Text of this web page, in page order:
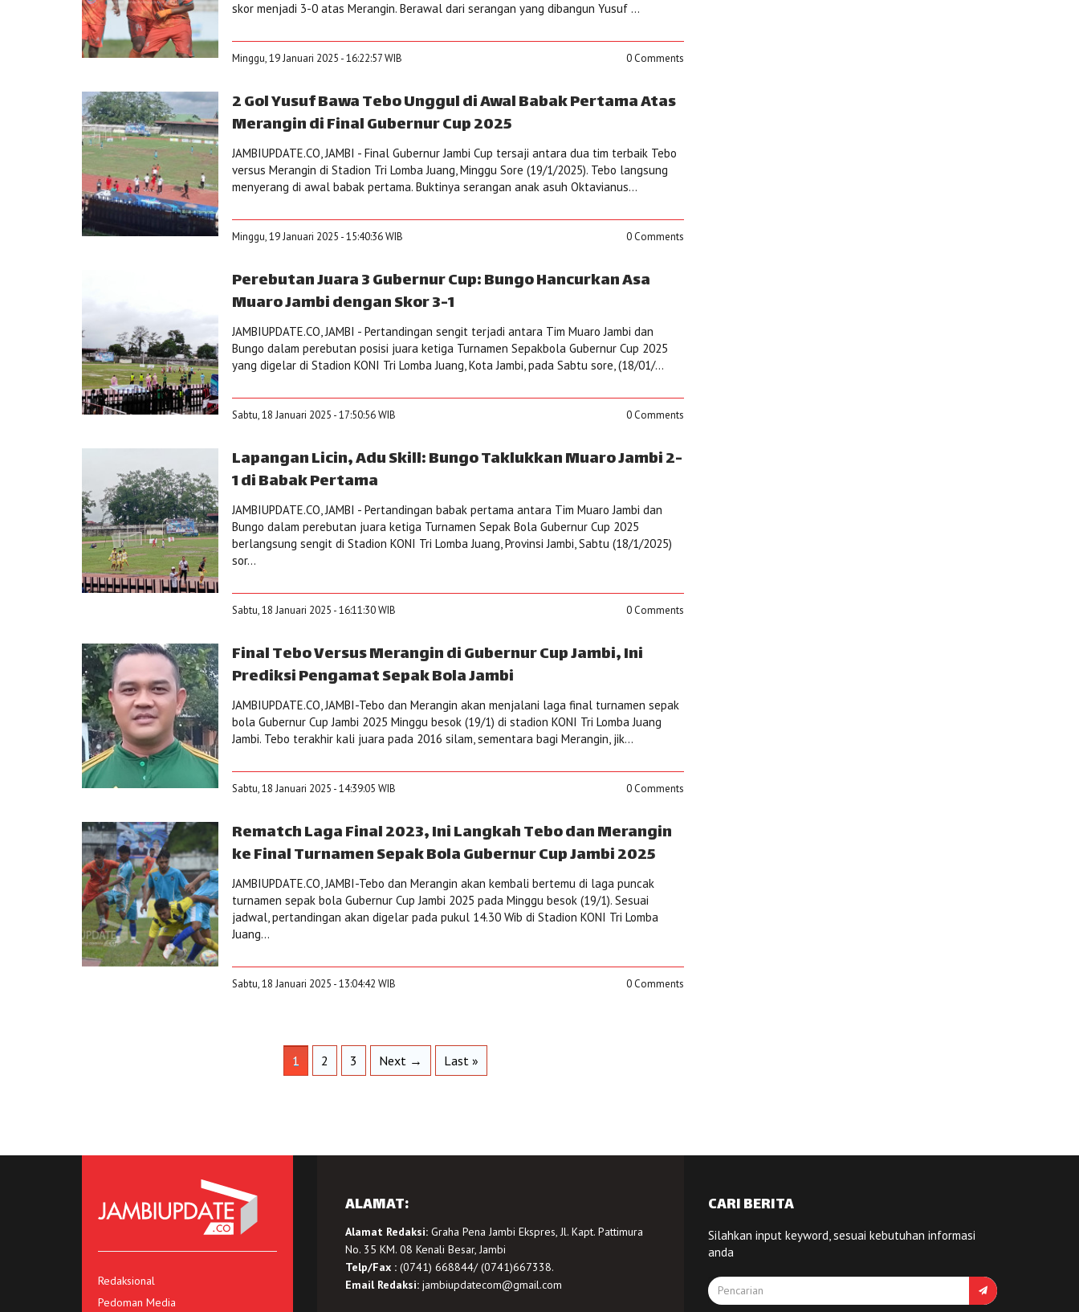
skor menjadi 3-0 atas Merangin. Berawal dari serangan yang dibangun Yusuf ...
Minggu, 19 Januari 2025 - 16:22:57 WIB 0 Comments
2 Gol Yusuf Bawa Tebo Unggul di Awal Babak Pertama Atas
Merangin di Final Gubernur Cup 2025
JAMBIUPDATE.CO, JAMBI - Final Gubernur Jambi Cup tersaji antara dua tim terbaik Tebo
versus Merangin di Stadion Tri Lomba Juang, Minggu Sore (19/1/2025). Tebo langsung
menyerang di awal babak pertama. Buktinya serangan anak asuh Oktavianus...
Minggu, 19 Januari 2025 - 15:40:36 WIB 0 Comments
Perebutan Juara 3 Gubernur Cup: Bungo Hancurkan Asa
Muaro Jambi dengan Skor 3-1
JAMBIUPDATE.CO, JAMBI - Pertandingan sengit terjadi antara Tim Muaro Jambi dan
Bungo dalam perebutan posisi juara ketiga Turnamen Sepakbola Gubernur Cup 2025
yang digelar di Stadion KONI Tri Lomba Juang, Kota Jambi, pada Sabtu sore, (18/01/...
Sabtu, 18 Januari 2025 - 17:50:56 WIB 0 Comments
Lapangan Licin, Adu Skill: Bungo Taklukkan Muaro Jambi 2-
1 di Babak Pertama
JAMBIUPDATE.CO, JAMBI - Pertandingan babak pertama antara Tim Muaro Jambi dan
Bungo dalam perebutan juara ketiga Turnamen Sepak Bola Gubernur Cup 2025
berlangsung sengit di Stadion KONI Tri Lomba Juang, Provinsi Jambi, Sabtu (18/1/2025)
sor...
Sabtu, 18 Januari 2025 - 16:11:30 WIB 0 Comments
Final Tebo Versus Merangin di Gubernur Cup Jambi, Ini
Prediksi Pengamat Sepak Bola Jambi
JAMBIUPDATE.CO, JAMBI-Tebo dan Merangin akan menjalani laga final turnamen sepak
bola Gubernur Cup Jambi 2025 Minggu besok (19/1) di stadion KONI Tri Lomba Juang
Jambi. Tebo terakhir kali juara pada 2016 silam, sementara bagi Merangin, jik...
Sabtu, 18 Januari 2025 - 14:39:05 WIB 0 Comments
Rematch Laga Final 2023, Ini Langkah Tebo dan Merangin
ke Final Turnamen Sepak Bola Gubernur Cup Jambi 2025
JAMBIUPDATE.CO, JAMBI-Tebo dan Merangin akan kembali bertemu di laga puncak
turnamen sepak bola Gubernur Cup Jambi 2025 pada Minggu besok (19/1). Sesuai
jadwal, pertandingan akan digelar pada pukul 14.30 Wib di Stadion KONI Tri Lomba
Juang...
Sabtu, 18 Januari 2025 - 13:04:42 WIB 0 Comments
1 2 3 Next → Last »
Redaksional
Pedoman Media
ALAMAT:
Alamat Redaksi:Graha Pena Jambi Ekspres, Jl. Kapt. Pattimura
No. 35 KM. 08 Kenali Besar, Jambi
Telp/Fax :(0741) 668844/ (0741)667338.
Email Redaksi: jambiupdatecom@gmail.com
CARI BERITA
Silahkan input keyword, sesuai kebutuhan informasi
anda